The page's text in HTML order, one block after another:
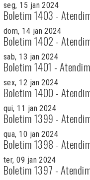
seg, 15 jan 2024
Boletim 1403 -
dom, 14 jan 2024
Boletim 1402 -
sab, 13 jan 2024
Boletim 1401 -
sex, 12 jan 2024
Boletim 1400 -
qui, 11 jan 2024
Boletim 1399 -
qua, 10 jan 2024
Boletim 1398 -
ter, 09 jan 2024
Boletim 1397 -